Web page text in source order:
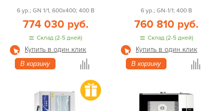
6 ур.; GN 1/1, 600x400; 400 В
774 030 руб.
Склад (2-5 дней)
Купить в один клик
В корзину
6 ур.; GN-1/1; 400 В
760 810 руб.
Склад (2-5 дней)
Купить в один клик
В корзину